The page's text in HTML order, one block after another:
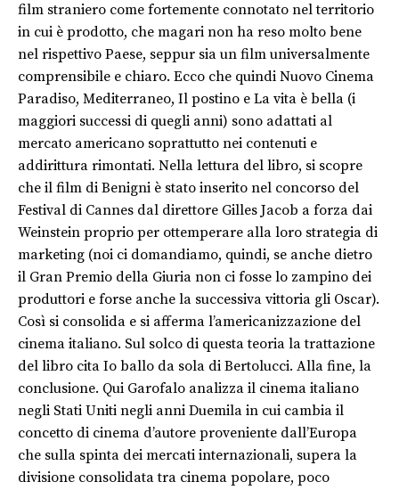
film straniero come fortemente connotato nel territorio
in cui è prodotto, che magari non ha reso molto bene
nel rispettivo Paese, seppur sia un film universalmente
comprensibile e chiaro. Ecco che quindi Nuovo Cinema
Paradiso, Mediterraneo, Il postino e La vita è bella (i
maggiori successi di quegli anni) sono adattati al
mercato americano soprattutto nei contenuti e
addirittura rimontati. Nella lettura del libro, si scopre
che il film di Benigni è stato inserito nel concorso del
Festival di Cannes dal direttore Gilles Jacob a forza dai
Weinstein proprio per ottemperare alla loro strategia di
marketing (noi ci domandiamo, quindi, se anche dietro
il Gran Premio della Giuria non ci fosse lo zampino dei
produttori e forse anche la successiva vittoria gli Oscar).
Così si consolida e si afferma l’americanizzazione del
cinema italiano. Sul solco di questa teoria la trattazione
del libro cita Io ballo da sola di Bertolucci. Alla fine, la
conclusione. Qui Garofalo analizza il cinema italiano
negli Stati Uniti negli anni Duemila in cui cambia il
concetto di cinema d’autore proveniente dall’Europa
che sulla spinta dei mercati internazionali, supera la
divisione consolidata tra cinema popolare, poco